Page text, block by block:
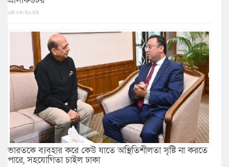
০৪/০৮/২০২৬
ভারতকে ব্যবহার করে কেউ যাতে অস্থিতিশীলতা সৃষ্টি না করতে
পারে, সহযোগিতা চাইল ঢাকা